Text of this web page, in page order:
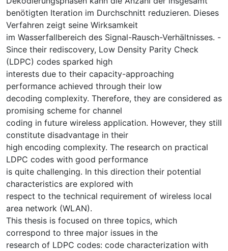
benötigten Iteration im Durchschnitt reduzieren. Dieses
Verfahren zeigt seine Wirksamkeit
im Wasserfallbereich des Signal-Rausch-Verhältnisses. -
Since their rediscovery, Low Density Parity Check
(LDPC) codes sparked high
interests due to their capacity-approaching
performance achieved through their low
decoding complexity. Therefore, they are considered as
promising scheme for channel
coding in future wireless application. However, they still
constitute disadvantage in their
high encoding complexity. The research on practical
LDPC codes with good performance
is quite challenging. In this direction their potential
characteristics are explored with
respect to the technical requirement of wireless local
area network (WLAN).
This thesis is focused on three topics, which
correspond to three major issues in the
research of LDPC codes: code characterization with